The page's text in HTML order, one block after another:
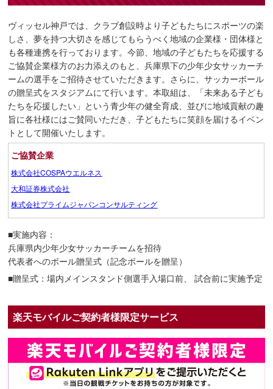
ヴィッセル神戸では、クラブ創設時より子どもたちにスポーツの楽
しさ、夢を持つ大切さを感じてもらうべく地域の企業様・団体様と
も各種連携を行っております。今節、地域の子どもたちを応援する
ご協賛企業様方のお力添えのもと、兵庫県下の少年少女サッカーチ
ームの選手をご招待させていただきます。さらに、サッカーボール
の贈呈式をスタジアムにて行います。本取組は、「未来ある子ども
たちを応援したい」という青少年の健全育成、並びに地域貢献の趣
旨に各社様にはご賛同いただき、子どもたちに笑顔を届けるイベン
トとして開催いたします。
ご協賛企業
株式会社COSPAウエルネス
大和証券株式会社
株式会社プライムジャパンコンサルティング
■実施内容：
兵庫県内少年少女サッカーチームを招待
代表者へのボール贈呈式（記念ボールを贈呈）
■贈呈式：場内メインスタンド側選手入場口前、 試合前に実施予定
楽天モバイルご契約者様限定サービス